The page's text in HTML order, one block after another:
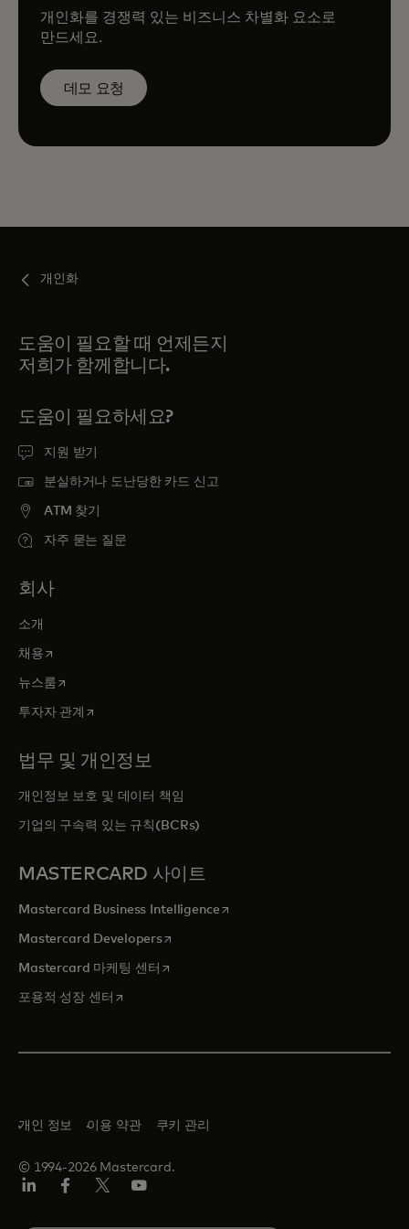
개인화를 경쟁력 있는 비즈니스 차별화 요소로
만드세요.
데모 요청
개인화
도움이 필요할 때 언제든지
저희가 함께합니다.
도움이 필요하세요?
지원 받기
분실하거나 도난당한 카드 신고
ATM 찾기
자주 묻는 질문
회사
소개
채용새 탭에서 열림
뉴스룸새 탭에서 열림
투자자 관계 새 탭에서 열림
법무 및 개인정보
개인정보 보호 및 데이터 책임
기업의 구속력 있는 규칙(BCRs)
MASTERCARD 사이트
Mastercard Business Intelligence새 탭에서 열림
Mastercard Developers새 탭에서 열림
Mastercard 마케팅 센터 새 탭에서 열림
포용적 성장 센터 새 탭에서 열림
© 1994-2026 Mastercard.
개인 정보 이용 약관 쿠키 관리